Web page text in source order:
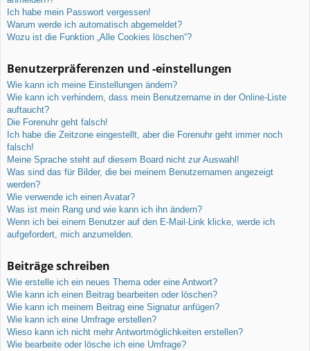
Ich habe mein Passwort vergessen!
Warum werde ich automatisch abgemeldet?
Wozu ist die Funktion „Alle Cookies löschen“?
Benutzerpräferenzen und -einstellungen
Wie kann ich meine Einstellungen ändern?
Wie kann ich verhindern, dass mein Benutzername in der Online-Liste
auftaucht?
Die Forenuhr geht falsch!
Ich habe die Zeitzone eingestellt, aber die Forenuhr geht immer noch
falsch!
Meine Sprache steht auf diesem Board nicht zur Auswahl!
Was sind das für Bilder, die bei meinem Benutzernamen angezeigt
werden?
Wie verwende ich einen Avatar?
Was ist mein Rang und wie kann ich ihn ändern?
Wenn ich bei einem Benutzer auf den E-Mail-Link klicke, werde ich
aufgefordert, mich anzumelden.
Beiträge schreiben
Wie erstelle ich ein neues Thema oder eine Antwort?
Wie kann ich einen Beitrag bearbeiten oder löschen?
Wie kann ich meinem Beitrag eine Signatur anfügen?
Wie kann ich eine Umfrage erstellen?
Wieso kann ich nicht mehr Antwortmöglichkeiten erstellen?
Wie bearbeite oder lösche ich eine Umfrage?